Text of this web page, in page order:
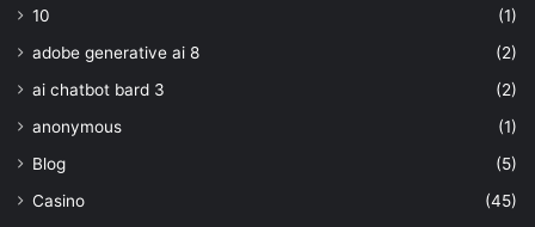
10
(1)
adobe generative ai 8
(2)
ai chatbot bard 3
(2)
anonymous
(1)
Blog
(5)
Casino
(45)